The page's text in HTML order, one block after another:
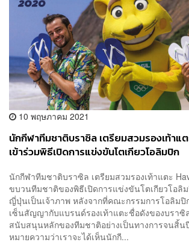
10 พฤษภาคม 2021
นักกีฬาทีมชาติบราซิล เตรียมสวมรองเท้าแต
เข้าร่วมพิธีเปิดการแข่งขันโตเกียวโอลิมปิก
นักกีฬาทีมชาติบราซิล เตรียมสวมรองเท้าแตะ
ขบวนทีมชาติของพิธีเปิดการแข่งขันโตเกียวโอลิ
ญี่ปุ่นเป็นเจ้าภาพ หลังจากที่คณะกรรมการโอลิมปิ
เซ็นสัญญากับแบรนด์รองเท้าแตะชื่อดังของบราซิ
สนับสนุนหลักของทีมชาติอย่างเป็นทางการจนสิ้
หมายความว่าเราจะได้เห็นนักกี...